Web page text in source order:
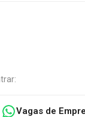
Vagas de